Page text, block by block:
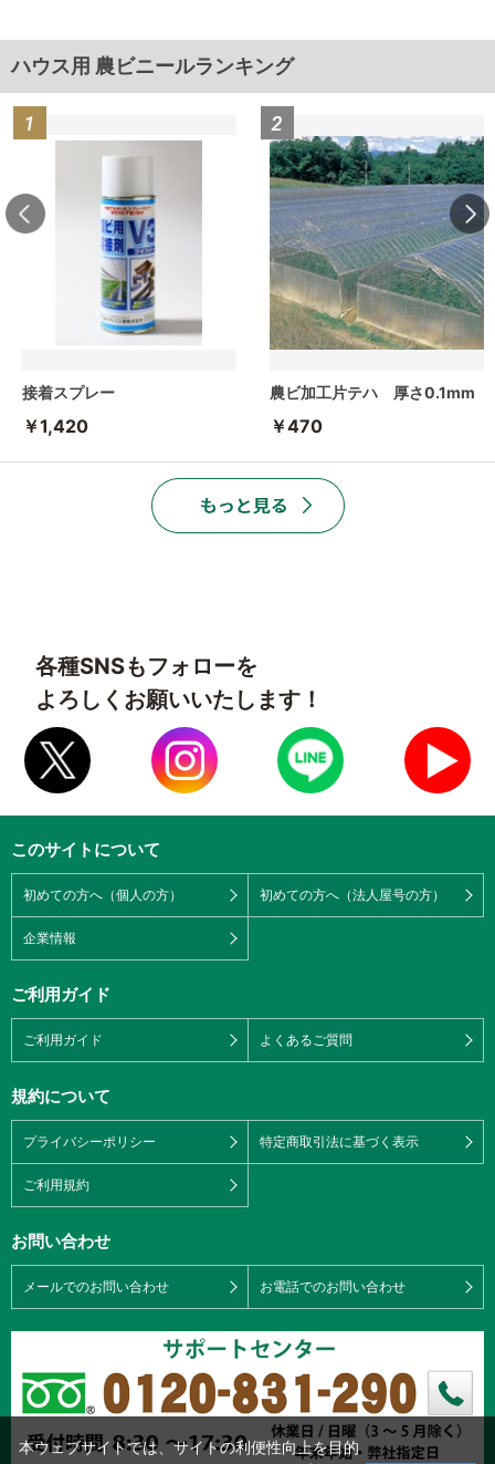
ハウス用 農ビニールランキング
接着スプレー
￥1,420
農ビ加工片テハ 厚さ0.1mm
￥470
各種SNSもフォローを
よろしくお願いいたします！
このサイトについて
初めての方へ（個人の方） 初めての方へ（法人屋号の方）
企業情報
ご利用ガイド
ご利用ガイド よくあるご質問
規約について
プライバシーポリシー 特定商取引法に基づく表示
ご利用規約
お問い合わせ
メールでのお問い合わせ お電話でのお問い合わせ
本ウェブサイトでは、サイトの利便性向上を目的